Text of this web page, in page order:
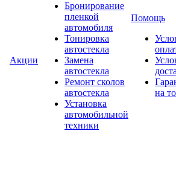
Акции
Бронирование
пленкой
автомобиля
Тонировка
автостекла
Замена
автостекла
Ремонт сколов
автостекла
Установка
автомобильной
техники
Помощь
на